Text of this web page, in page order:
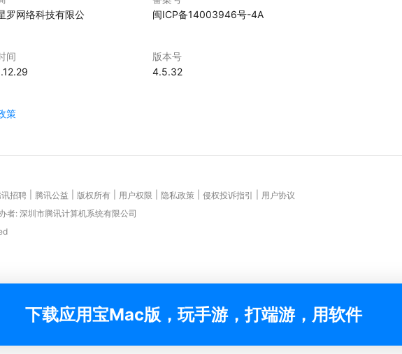
罗网络科技有限公
闽ICP备14003946号-4A
间
版本号
4.5.32
策
讯招聘 腾讯公益 版权所有 用户权限 隐私政策 侵权投诉指引
用户协议
者: 深圳市腾讯计算机系统有限公司
下载应用宝Mac版，玩手游，打端游，用软件